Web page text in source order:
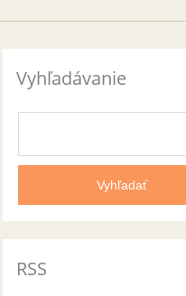
Vyhľadávanie
RSS